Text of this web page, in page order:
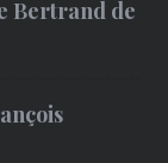
Bertrand de